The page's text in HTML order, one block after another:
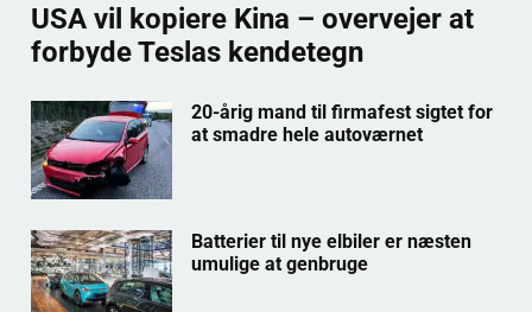
USA vil kopiere Kina – overvejer at
forbyde Teslas kendetegn
20-årig mand til firmafest sigtet for
at smadre hele autoværnet
Batterier til nye elbiler er næsten
umulige at genbruge